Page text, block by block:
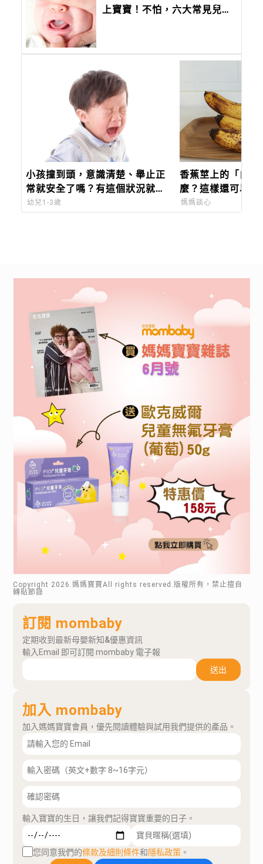
上寶寶！不怕，六大常見兒童
小孩撞到頭，意識清楚、舉止正
常就安全了嗎？有這個狀況就要
注意！
幼兒1-3歲
香蕉莖上的「白色
麼？這樣還可以吃
桌上很NG！建議
媽媽談心
Copyright 2026 .媽媽寶寶All rights reserved.版權所有，禁止擅自
轉貼節錄
訂閱 mombaby
定期收到最新母嬰新知&優惠資訊
輸入Email 即可訂閱 mombaby 電子報
送出
加入 mombaby
加入媽媽寶寶會員，優先閱讀體驗與試用我們提供的產品。
輸入寶寶的生日，讓我們記得寶寶重要的日子。
您同意我們的條款及細則條件和隱私政策 。